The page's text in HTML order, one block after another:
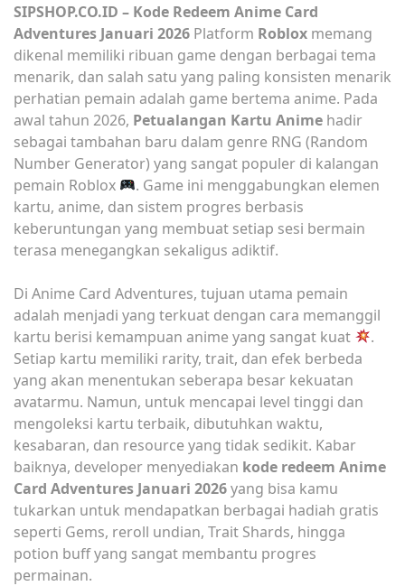
SIPSHOP.CO.ID – Kode Redeem Anime Card
Adventures Januari 2026 Platform Roblox memang
dikenal memiliki ribuan game dengan berbagai tema
menarik, dan salah satu yang paling konsisten menarik
perhatian pemain adalah game bertema anime. Pada
awal tahun 2026, Petualangan Kartu Anime hadir
sebagai tambahan baru dalam genre RNG (Random
Number Generator) yang sangat populer di kalangan
pemain Roblox
. Game ini menggabungkan elemen
kartu, anime, dan sistem progres berbasis
keberuntungan yang membuat setiap sesi bermain
terasa menegangkan sekaligus adiktif.
Di Anime Card Adventures, tujuan utama pemain
adalah menjadi yang terkuat dengan cara memanggil
kartu berisi kemampuan anime yang sangat kuat
.
Setiap kartu memiliki rarity, trait, dan efek berbeda
yang akan menentukan seberapa besar kekuatan
avatarmu. Namun, untuk mencapai level tinggi dan
mengoleksi kartu terbaik, dibutuhkan waktu,
kesabaran, dan resource yang tidak sedikit. Kabar
baiknya, developer menyediakan kode redeem Anime
Card Adventures Januari 2026yang bisa kamu
tukarkan untuk mendapatkan berbagai hadiah gratis
seperti Gems, reroll undian, Trait Shards, hingga
potion buff yang sangat membantu progres
permainan.